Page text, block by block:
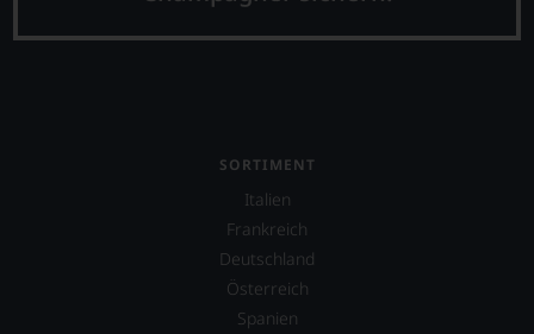
SORTIMENT
Italien
Frankreich
Deutschland
Österreich
Spanien